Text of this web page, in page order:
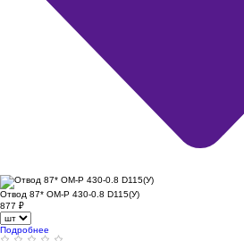
Отвод 87* ОМ-Р 430-0.8 D115(У)
877 ₽
Подробнее